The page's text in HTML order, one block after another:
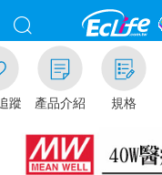
蹤 產品介紹 規格